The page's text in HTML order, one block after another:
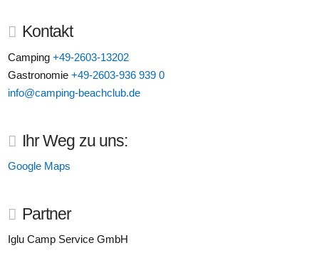
Kontakt
Camping+49-2603-13202
Gastronomie+49-2603-936 939 0
info@camping-beachclub.de
Ihr Weg zu uns:
Google Maps
Partner
Iglu Camp Service GmbH